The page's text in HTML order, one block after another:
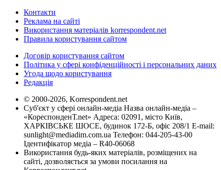
Контакти
Реклама на сайті
Використання матеріалів korrespondent.net
Правила користування сайтом
Договір користування сайтом
Політика у сфері конфіденційності і персональних даних
Угода щодо користування
Редакція
© 2000-2026, Korrespondent.net
Суб'єкт у сфері онлайн-медіа Назва онлайн-медіа –
«КореспонденТ.net» Адреса: 02091, місто Київ,
ХАРКІВСЬКЕ ШОСЕ, будинок 172-Б, офіс 208/1 E-mail:
sunlight@mediadim.com.ua Телефон: 044-205-43-00
Ідентифікатор медіа – R40-06068
Використання будь-яких матеріалів, розміщених на
сайті, дозволяється за умови посилання на